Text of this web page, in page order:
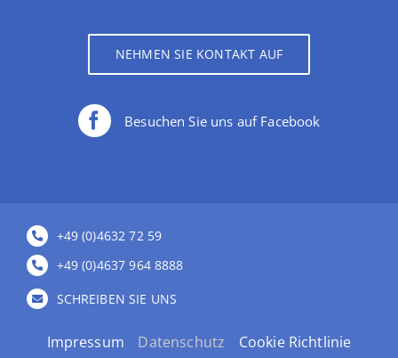
Besuchen Sie uns auf Facebook
NEHMEN SIE KONTAKT AUF
Impressum Datenschutz Cookie Richtlinie
+49 (0)4632 72 59
+49 (0)4637 964 8888
SCHREIBEN SIE UNS